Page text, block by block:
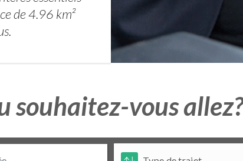
de 4.96 km²
souhaitez-vous allez?